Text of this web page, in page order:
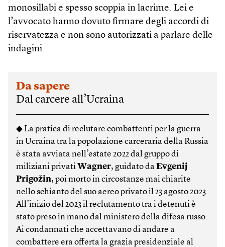
monosillabi e spesso scoppia in lacrime. Lei e
l’avvocato hanno dovuto firmare degli accordi di
riservatezza e non sono autorizzati a parlare delle
indagini.
Da sapere
Dal carcere all’Ucraina
◆ La pratica di reclutare combattenti per la guerra
in Ucraina tra la popolazione carceraria della Russia
è stata avviata nell’estate 2022 dal gruppo di
miliziani privati Wagner, guidato daEvgenij
Prigožin, poi morto in circostanze mai chiarite
nello schianto del suo aereo privato il 23 agosto 2023.
All’inizio del 2023 il reclutamento tra i detenuti è
stato preso in mano dal ministero della difesa russo.
Ai condannati che accettavano di andare a
combattere era offerta la grazia presidenziale al